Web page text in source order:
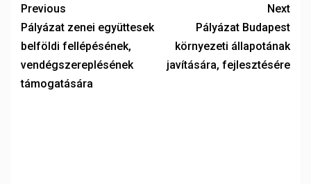
Previous
Pályázat zenei együttesek
belföldi fellépésének,
vendégszereplésének
támogatására
Next
Pályázat Budapest
környezeti állapotának
javítására, fejlesztésére